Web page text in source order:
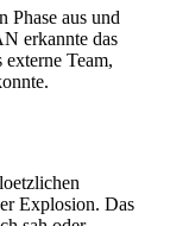
Phase aus und
erkannte das
Team,
Explosion. Das